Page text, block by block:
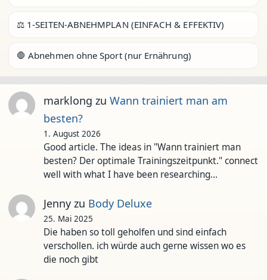
⚖️ 1-SEITEN-ABNEHMPLAN (EINFACH & EFFEKTIV)
🛑 Abnehmen ohne Sport (nur Ernährung)
marklong zu Wann trainiert man am
besten?
1. August 2026
Good article. The ideas in "Wann trainiert man
besten? Der optimale Trainingszeitpunkt." connect
well with what I have been researching…
Jennyzu Body Deluxe
25. Mai 2025
Die haben so toll geholfen und sind einfach
verschollen. ich würde auch gerne wissen wo es
die noch gibt